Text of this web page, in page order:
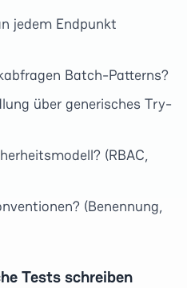
jedem Endpunkt
Batch-Patterns?
über generisches Try-
(RBAC,
(Benennung,
Tests schreiben